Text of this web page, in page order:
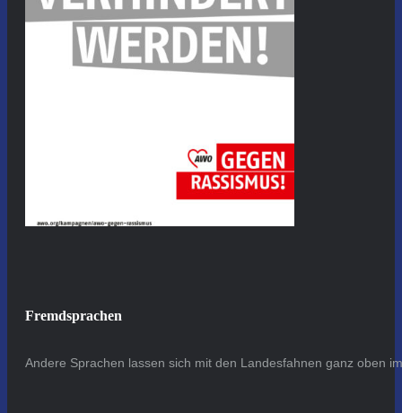
Fremdsprachen
Andere Sprachen lassen sich mit den Landesfahnen ganz oben